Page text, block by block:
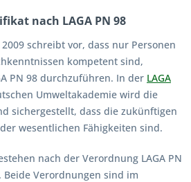
nach LAGA PN 98
schreibt vor, dass nur Personen
kompetent sind,
PN 98 durchzuführen. In der LAGA
Umweltakademie wird die
sichergestellt, dass die zukünftigen
wesentlichen Fähigkeiten sind.
nach der Verordnung LAGA PN
Beide Verordnungen sind im